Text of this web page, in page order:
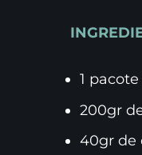
1
200gr
40gr de